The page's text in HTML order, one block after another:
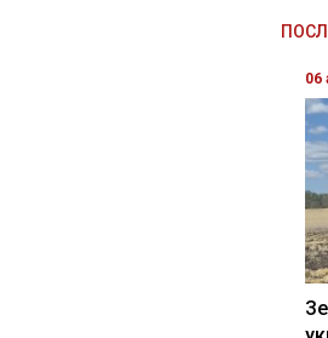
06